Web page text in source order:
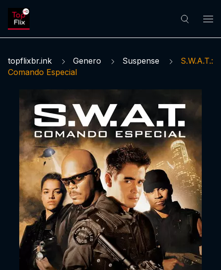
topflixbr.ink Genero Suspense
S.W.A.T.:
Comando Especial